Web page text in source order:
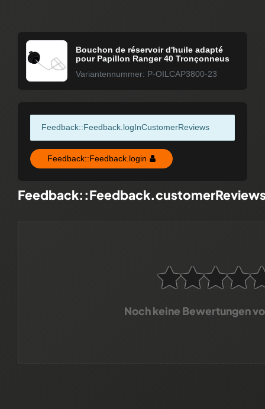
Bouchon de réservoir d'huile adapté
pour Papillon Ranger 40 Tronçonneus
Variantennummer: P-OILCAP3800-23
Feedback::Feedback.logInCustomerReviews
Feedback::Feedback.login
Noch keine Bewertungen